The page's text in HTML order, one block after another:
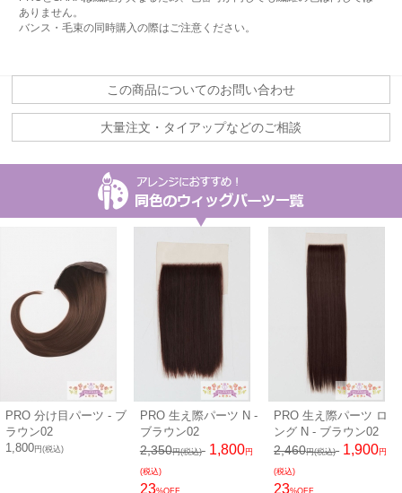
ありません。
バンス・毛束の同時購入の際はご注意ください。
この商品についてのお問い合わせ
大量注文・タイアップなどのご相談
PRO 分け目パーツ - ブ
ラウン02
1,800円(税込)
PRO 生え際パーツ N -
ブラウン02
2,350円(税込) 1,800円
(税込)
23%OFF
PRO 生え際パーツ ロ
ング N - ブラウン02
2,460円(税込) 1,900円
(税込)
23%OFF